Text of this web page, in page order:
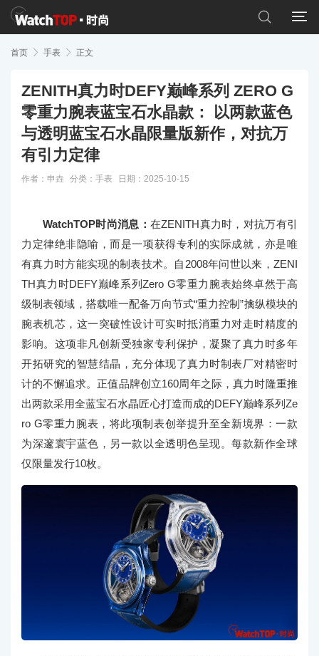


首页  手表  正文
ZENITH真力时DEFY巅峰系列 ZERO G
零重力腕表蓝宝石水晶款： 以两款蓝色
与透明蓝宝石水晶限量版新作，对抗万
有引力定律
作者：申垚 分类： 手表 日期：2025-10-15
WatchTOP时尚消息： 在ZENITH真力时，对抗万有引
力定律绝非隐喻，而是一项获得专利的实际成就，亦是唯
有真力时方能实现的制表技术。自2008年问世以来，ZENI
TH真力时DEFY巅峰系列Zero G零重力腕表始终卓然于高
级制表领域，搭载唯一配备万向节式“重力控制”擒纵模块的
腕表机芯，这一突破性设计可实时抵消重力对走时精度的
影响。这项非凡创新受独家专利保护，凝聚了真力时多年
开拓研究的智慧结晶，充分体现了真力时制表厂对精密时
计的不懈追求。正值品牌创立160周年之际，真力时隆重推
出两款采用全蓝宝石水晶匠心打造而成的DEFY巅峰系列Ze
ro G零重力腕表，将此项制表创举提升至全新境界：一款
为深邃寰宇蓝色，另一款以全透明色呈现。每款新作全球
仅限量发行10枚。